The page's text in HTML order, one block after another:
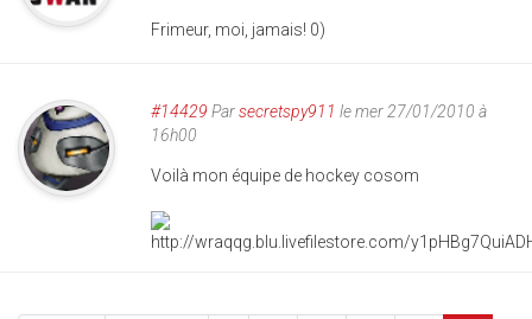
Frimeur, moi, jamais! 0)
#14429 Parsecretspy911 le mer 27/01/2010 à
16h00
Voilà mon équipe de hockey cosom